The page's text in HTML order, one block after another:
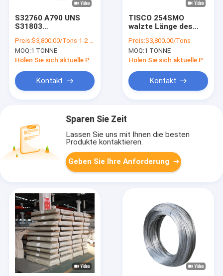
S32760 A790 UNS
S31803
des Edelstahl-Rohr-
10mm
Preis:$3,800.00/Tons 1-2 Tons
MOQ:1 TONNE
Holen Sie sich aktuelle Preis
Kontakt
TISCO 254SMO
walzte Länge des
5.8m kalt
Preis:$3,800.00/Tons
MOQ:1 TONNE
Holen Sie sich aktuelle Preis
Kontakt
Sparen Sie Zeit
Lassen Sie uns mit Ihnen die besten
Produkte kontaktieren.
Geben Sie Ihre Anforderung